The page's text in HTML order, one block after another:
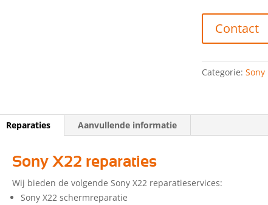
Contact
Categorie: Sony
Reparaties Aanvullende informatie
Sony X22 reparaties
Wij bieden de volgende Sony X22 reparatieservices:
Sony X22 schermreparatie